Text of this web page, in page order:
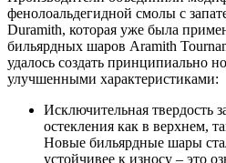
фенолоальдегидной смолы с
Duramith, которая уже была
бильярдных шаров Aramith
удалось создать принципиально
улучшенными характеристиками:
Исключительная твердость
остекления как в верхнем,
Новые бильярдные шары
устойчивее к износу – это